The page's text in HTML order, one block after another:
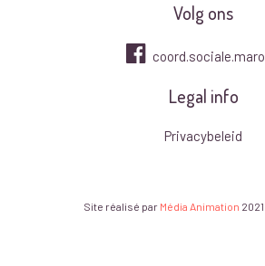
Volg ons
Legal info
Privacybeleid
Site réalisé par Média Animation 2021